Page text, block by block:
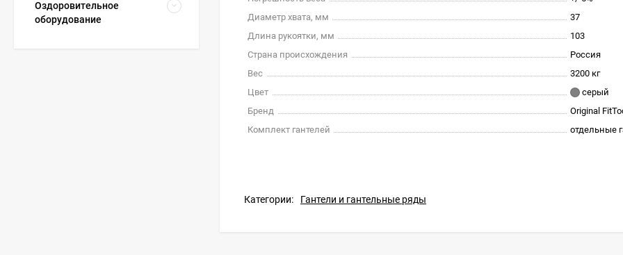
Диаметр хвата, мм
37
Длина рукоятки, мм
103
Страна происхождения
Россия
Вес
3200 кг
Цвет
серый
Бренд
Original
Комплект гантелей
отдельные
Категории: Гантели и гантельные ряды
Оздоровительное
оборудование